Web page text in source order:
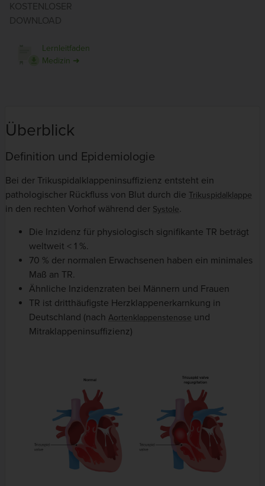
KOSTENLOSER
DOWNLOAD
Lernleitfaden
Medizin ➜
Überblick
Definition und Epidemiologie
Bei der Trikuspidalklappeninsuffizienz entsteht ein
pathologischer Rückfluss von Blut durch die Trikuspidalklappe
in den rechten Vorhof während der Systole.
Die Inzidenz für physiologisch signifikante TR beträgt
weltweit < 1 %.
70 % der normalen Erwachsenen haben ein minimales
Maß an TR.
Ähnliche Inzidenzraten bei Männern und Frauen
TR ist dritthäufigste Herzklappenerkarnkung in
Deutschland (nach Aortenklappenstenose und
Mitraklappeninsuffizienz)